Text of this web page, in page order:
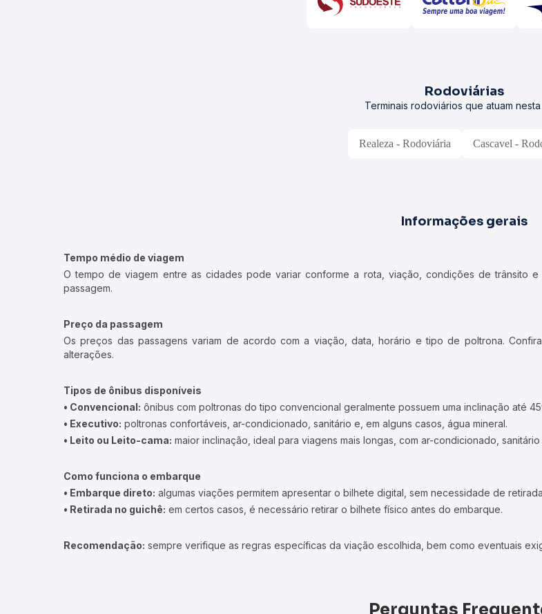
Rodoviárias
Terminais rodoviários que atuam nesta
Realeza - Rodoviária Cascavel -
Informações gerais
Tempo médio de viagem
O tempo de viagem entre as cidades pode variar conforme a rota, viação, condições de trânsito
passagem.
Preço da passagem
Os preços das passagens variam de acordo com a viação, data, horário e tipo de poltrona.
alterações.
Tipos de ônibus disponíveis
• Convencional: ônibus com poltronas do tipo convencional geralmente possuem uma inclinação até
• Executivo: poltronas confortáveis, ar-condicionado, sanitário e, em alguns casos, água mineral.
• Leito ou Leito-cama: maior inclinação, ideal para viagens mais longas, com ar-condicionado,
Como funciona o embarque
• Embarque direto: algumas viações permitem apresentar o bilhete digital, sem necessidade de
• Retirada no guichê: em certos casos, é necessário retirar o bilhete físico antes do embarque.
Recomendação: sempre verifique as regras específicas da viação escolhida, bem como eventuais
Perguntas